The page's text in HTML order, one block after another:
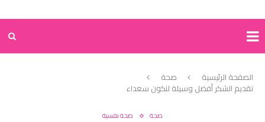
الصفحة الرئيسية صحة
تقديم الشكر أفضل وسيلة لنكون سعداء
صحة صحة نفسية